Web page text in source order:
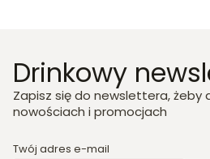
Drinkowy
Zapisz się do newslettera,
nowościach i promocjach
Twój adres e-mail